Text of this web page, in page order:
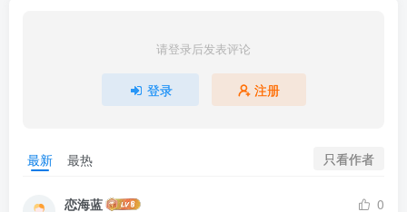
请登录后发表评论
登录 注册
最新 最热 只看作者
恋海蓝
0